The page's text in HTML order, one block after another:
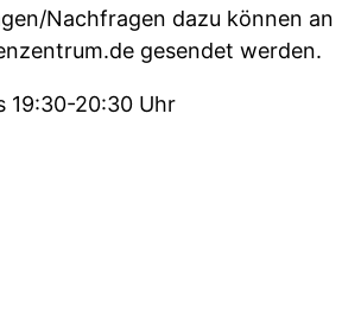
Nachfragen dazu können an
gesendet werden.
19:30-20:30 Uhr